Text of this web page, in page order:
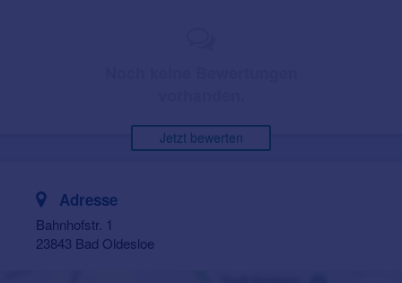
Jetzt bewerten
Adresse
Bahnhofstr. 1
23843 Bad Oldesloe